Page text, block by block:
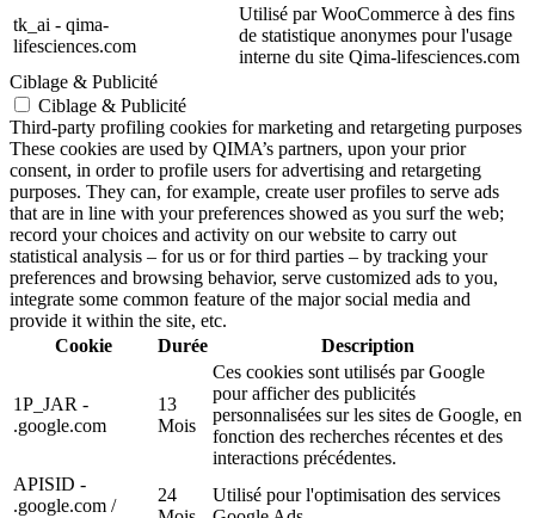
tk_ai - qima-
lifesciences.com
Utilisé par WooCommerce à des fins
de statistique anonymes pour l'usage
interne du site Qima-lifesciences.com
Ciblage & Publicité
Ciblage & Publicité
Third-party profiling cookies for marketing and retargeting purposes
These cookies are used by QIMA’s partners, upon your prior
consent, in order to profile users for advertising and retargeting
purposes. They can, for example, create user profiles to serve ads
that are in line with your preferences showed as you surf the web;
record your choices and activity on our website to carry out
statistical analysis – for us or for third parties – by tracking your
preferences and browsing behavior, serve customized ads to you,
integrate some common feature of the major social media and
provide it within the site, etc.
Cookie
Durée Description
1P_JAR -
.google.com
13
Mois
Ces cookies sont utilisés par Google
pour afficher des publicités
personnalisées sur les sites de Google, en
fonction des recherches récentes et des
interactions précédentes.
APISID -
.google.com /
24
Utilisé pour l'optimisation des services